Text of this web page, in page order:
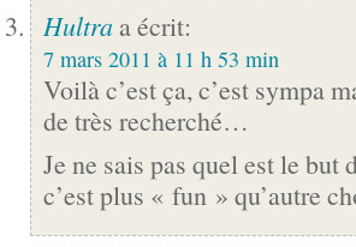
Hultra a écrit:
7 mars 2011 à 11 h 53 min
Voilà c’est ça, c’est sympa
de très recherché…
Je ne sais pas quel est le but
c’est plus « fun » qu’autre